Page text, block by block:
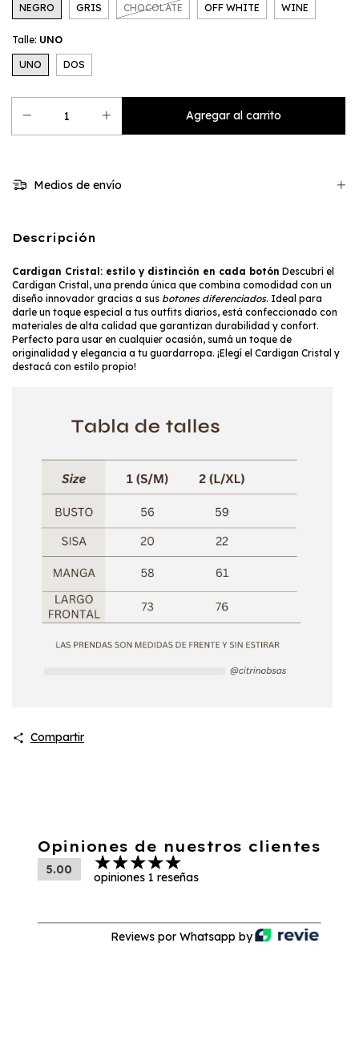
NEGRO GRIS CHOCOLATE OFF WHITE WINE
Talle: UNO
UNO DOS
Medios de envío
Descripción
Cardigan Cristal: estilo y distinción en cada botón Descubrí el
Cardigan Cristal, una prenda única que combina comodidad con un
diseño innovador gracias a sus botones diferenciados. Ideal para
darle un toque especial a tus outfits diarios, está confeccionado con
materiales de alta calidad que garantizan durabilidad y confort.
Perfecto para usar en cualquier ocasión, sumá un toque de
originalidad y elegancia a tu guardarropa. ¡Elegí el Cardigan Cristal y
destacá con estilo propio!
Compartir
Opiniones de nuestros clientes
5.00
opiniones 1 reseñas
Reviews por Whatsapp by